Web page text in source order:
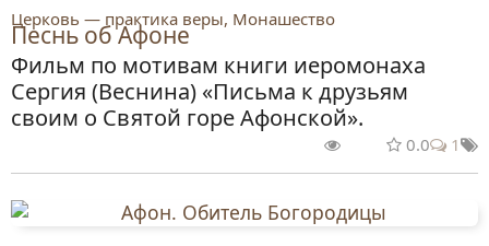
Церковь — практика веры, Монашество
Песнь об Афоне
Фильм по мотивам книги иеромонаха
Сергия (Веснина) «Письма к друзьям
своим о Святой горе Афонской».
0.0 1